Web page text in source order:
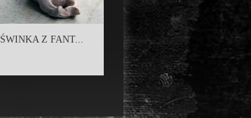
ŚWINKA Z FANT...